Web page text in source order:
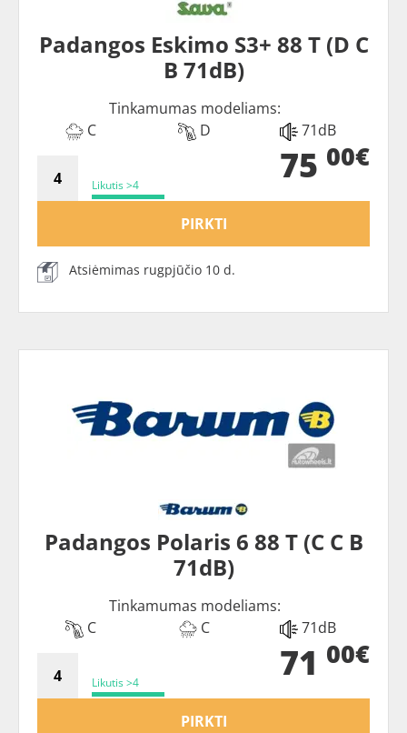
Padangos Eskimo S3+ 88 T (D C
B 71dB)
Tinkamumas modeliams:
C
D 71dB
Likutis >4 75 00€
PIRKTI
Atsiėmimas rugpjūčio 10 d.
Padangos Polaris 6 88 T (C C B
71dB)
Tinkamumas modeliams:
C
C 71dB
Likutis >4 71 00€
PIRKTI